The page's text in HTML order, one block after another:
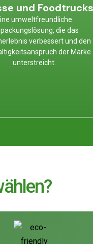
und Foodtrucks
umweltfreundliche
die das
verbessert und den
der Marke
unterstreicht.